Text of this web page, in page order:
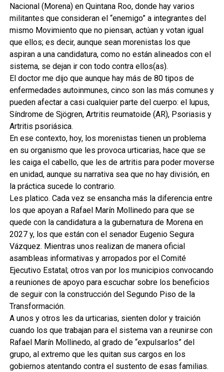
Nacional (Morena) en Quintana Roo, donde hay varios
militantes que consideran el “enemigo” a integrantes del
mismo Movimiento que no piensan, actúan y votan igual
que ellos; es decir, aunque sean morenistas los que
aspiran a una candidatura, como no están alineados con el
sistema, se dejan ir con todo contra ellos(as).
El doctor me dijo que aunque hay más de 80 tipos de
enfermedades autoinmunes, cinco son las más comunes y
pueden afectar a casi cualquier parte del cuerpo: el lupus,
Síndrome de Sjögren, Artritis reumatoide (AR), Psoriasis y
Artritis psoriásica.
En ese contexto, hoy, los morenistas tienen un problema
en su organismo que les provoca urticarias, hace que se
les caiga el cabello, que les de artritis para poder moverse
en unidad, aunque su narrativa sea que no hay división, en
la práctica sucede lo contrario.
Les platico. Cada vez se ensancha más la diferencia entre
los que apoyan a Rafael Marín Mollinedo para que se
quede con la candidatura a la gubernatura de Morena en
2027 y, los que están con el senador Eugenio Segura
Vázquez. Mientras unos realizan de manera oficial
asambleas informativas y arropados por el Comité
Ejecutivo Estatal; otros van por los municipios convocando
a reuniones de apoyo para escuchar sobre los beneficios
de seguir con la construcción del Segundo Piso de la
Transformación.
A unos y otros les da urticarias, sienten dolor y traición
cuando los que trabajan para el sistema van a reunirse con
Rafael Marín Mollinedo, al grado de “expulsarlos” del
grupo, al extremo que les quitan sus cargos en los
gobiernos atentando contra el sustento de esas familias.